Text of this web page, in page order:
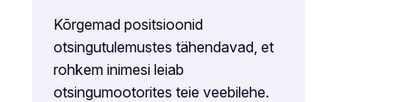
Kõrgemad positsioonid
otsingutulemustes tähendavad, et
rohkem inimesi leiab
otsingumootorites teie veebilehe.